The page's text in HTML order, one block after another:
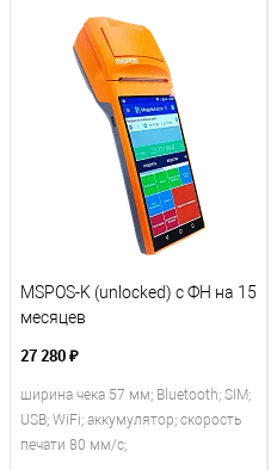
MSPOS-K (unlocked) с ФН на 15
месяцев
27 280 ₽
ширина чека 57 мм; Bluetooth; SIM;
USB; WiFi; аккумулятор; скорость
печати 80 мм/с;